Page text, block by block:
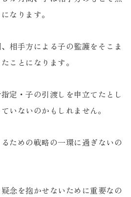
なります。
相手方による子の監護をそこま
ことになります。
定・子の引渡しを申立てたとし
いないのかもしれません。
ための戦略の一環に過ぎないの
念を抱かせないために重要なの